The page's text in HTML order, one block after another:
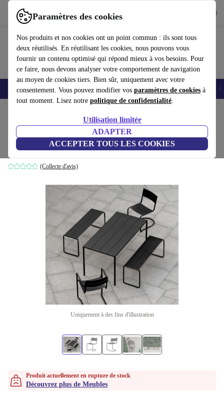
Paramètres des cookies
Nos produits et nos cookies ont un point commun : ils sont tous
deux réutilisés. En réutilisant les cookies, nous pouvons vous
fournir un contenu optimisé qui répond mieux à vos besoins. Pour
ce faire, nous devons analyser votre comportement de navigation
au moyen de cookies tiers. Bien sûr, uniquement avec votre
consentement. Vous pouvez modifier vos paramètres de cookies à
tout moment. Lisez notre politique de confidentialité.
Utilisation limitée
ADAPTER
ACCEPTER TOUS LES COOKIES
Utilisez refurbed rapidement et facilement
Smartphones Laptops Tablettes Montres connectées Accessoires
Sine Stuhl empilable noir
noir
(Collecte d'avis)
Uniquement à des fins d'illustration
Produit actuellement en rupture de stock
Découvrez plus de Meubles